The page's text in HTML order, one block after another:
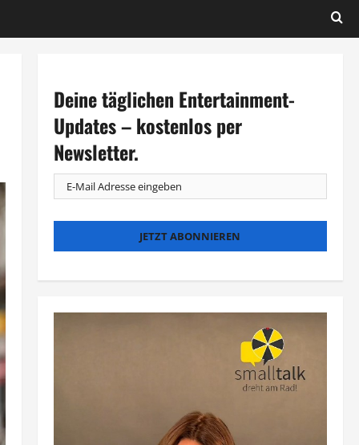
Deine täglichen Entertainment-
Updates – kostenlos per
Newsletter.